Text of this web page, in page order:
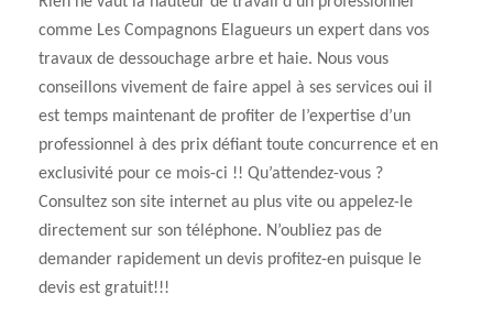
comme Les Compagnons Elagueurs un expert dans vos
travaux de dessouchage arbre et haie. Nous vous
conseillons vivement de faire appel à ses services oui il
est temps maintenant de profiter de l’expertise d’un
professionnel à des prix défiant toute concurrence et en
exclusivité pour ce mois-ci !! Qu’attendez-vous ?
Consultez son site internet au plus vite ou appelez-le
directement sur son téléphone. N’oubliez pas de
demander rapidement un devis profitez-en puisque le
devis est gratuit!!!